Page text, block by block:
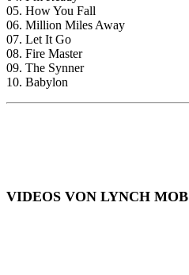
05. How You Fall
06. Million Miles Away
07. Let It Go
08. Fire Master
09. The Synner
10. Babylon
VIDEOS VON LYNCH MOB